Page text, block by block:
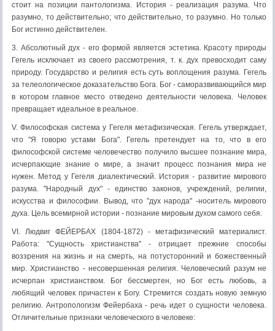
стоит на позиции пантологизма. История - реализация разума. Что
разумно, то действительно; что действительно, то разумно. Но только
Бог истинно действителен.
3. Абсолютный дух - его формой является эстетика. Красоту природы
Гегель исключает из своего рассмотрения, т. к. дух превосходит саму
природу. Государство и религия есть суть воплощения разума. Гегель
за телеологическое доказательство Бога. Бог - саморазвивающийся мир
в котором главное место отведено деятельности человека. Человек
превращает идеальное в реальное.
V. Философская система у Гегеля метафизическая. Гегель утверждает,
что "Я говорю устами Бога". Гегель претендует на то, что в его
философской системе человечество получило высшее познание мира,
исчерпающие знание о мире, а значит процесс познания мира не
нужен. Метод у Гегеля диалектический. История - развитие мирового
разума. "Народный дух" - единство законов, учреждений, религии,
искусства и философии. Вывод, что "дух народа" -носитель мирового
духа. Цель всемирной истории - познание мировым духом самого себя.
VI. Людвиг ФЕЙЕРБАХ (1804-1872) - метафизический материалист.
Работа: "Сущность христианства" - отрицает прежние способы
воззрения на жизнь и на смерть, на потусторонний и божественный
мир. Христианство - несовершенная религия. Человеческий разум не
исчерпан христианством. Бог бессмертен, но Бог есть любовь, а
любящий человек причастен к Богу. Стремится создать новую земную
религию. Антропологизм Фейербаха - речь идет о сущности человека.
Отличительные признаки человеческого в человеке: